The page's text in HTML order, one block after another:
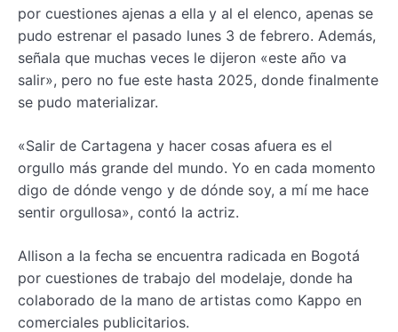
por cuestiones ajenas a ella y al el elenco, apenas se
pudo estrenar el pasado lunes 3 de febrero. Además,
señala que muchas veces le dijeron «este año va
salir», pero no fue este hasta 2025, donde finalmente
se pudo materializar.
«Salir de Cartagena y hacer cosas afuera es el
orgullo más grande del mundo. Yo en cada momento
digo de dónde vengo y de dónde soy, a mí me hace
sentir orgullosa», contó la actriz.
Allison a la fecha se encuentra radicada en Bogotá
por cuestiones de trabajo del modelaje, donde ha
colaborado de la mano de artistas como Kappo en
comerciales publicitarios.